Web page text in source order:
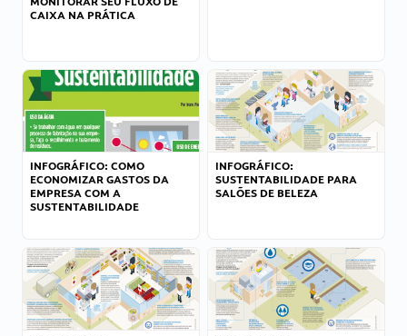
CAIXA NA PRÁTICA
INFOGRÁFICO: COMO
ECONOMIZAR GASTOS DA
EMPRESA COM A
SUSTENTABILIDADE
INFOGRÁFICO:
SUSTENTABILIDADE PARA
SALÕES DE BELEZA